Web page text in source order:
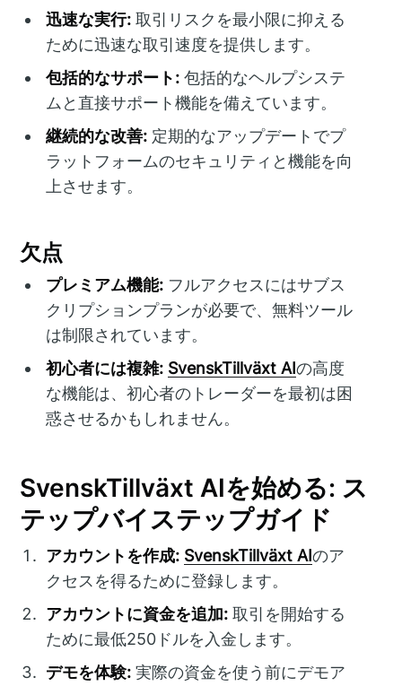
迅速な実行: 取引リスクを最小限に抑える
ために迅速な取引速度を提供します。
包括的なサポート: 包括的なヘルプシステ
ムと直接サポート機能を備えています。
継続的な改善: 定期的なアップデートでプ
ラットフォームのセキュリティと機能を向
上させます。
欠点
プレミアム機能: フルアクセスにはサブス
クリプションプランが必要で、無料ツール
は制限されています。
初心者には複雑: SvenskTillväxt AIの高度
な機能は、初心者のトレーダーを最初は困
惑させるかもしれません。
SvenskTillväxt AIを始める: ス
テップバイステップガイド
アカウントを作成: SvenskTillväxt AIのア
クセスを得るために登録します。
アカウントに資金を追加: 取引を開始する
ために最低250ドルを入金します。
デモを体験: 実際の資金を使う前にデモア